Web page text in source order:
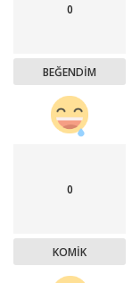
0
BEĞENDIM
0
KOMIK